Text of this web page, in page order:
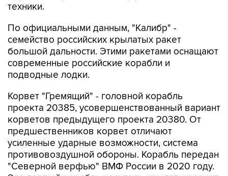
По официальными данным, "Калибр" -
большой дальности. Этими ракетами оснащают
современные российские корабли и
подводные лодки.
Корвет "Гремящий" - головной корабль
корветов предыдущего проекта 20380. От
предшественников корвет отличают
усиленные ударные возможности, система
противовоздушной обороны. Корабль передан
"Северной верфью" ВМФ России в 2020 году.
Это первый корабль-носитель крылатых ракет
"Калибр" на Тихоокеанском флоте.